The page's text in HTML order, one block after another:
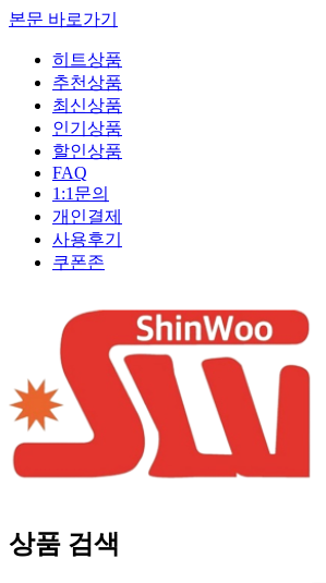
본문 바로가기
히트상품
추천상품
최신상품
인기상품
할인상품
FAQ
1:1문의
개인결제
사용후기
쿠폰존
상품 검색